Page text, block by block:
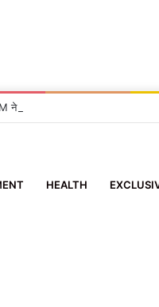
किया निरीक्षण, दिए सख्त निर्देश
HEALTH